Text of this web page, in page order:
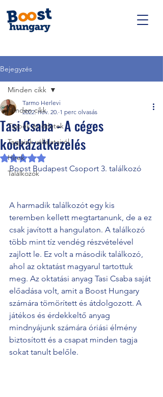
Bejegyzés
Minden cikk
Tippek és ötletek
Tagjaink vállalatairól
Hírek
Találkozók
Minden cikk
Tasi Csaba - A céges
kockázatkezelés
Tarmo Herlevi
2022. nov. 20. 1 perc olvasás
NaN csillagot kapott az 5-ből.
Boost Budapest Csoport 3. találkozó
A harmadik találkozót egy kis
teremben kellett megtartanunk, de a ez
csak javított a hangulaton. A találkozó
több mint tíz vendég részvételével
zajlott le. Ez volt a második találkozó,
ahol az oktatást magyarul tartottuk
meg. Az oktatási anyag Tasi Csaba saját
előadása volt, amit a Boost Hungary
számára tömörített és átdolgozott. A
játékos és érdekkeltő anyag
mindnyájunk számára óriási élmény
biztosított és a csapat minden tagja
sokat tanult belőle.